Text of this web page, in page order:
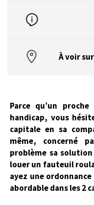
À voir
Parce qu’un
handicap, vous
capitale en sa
même, concerné
problème sa
louer un fauteuil
ayez une
abordable dans les 2